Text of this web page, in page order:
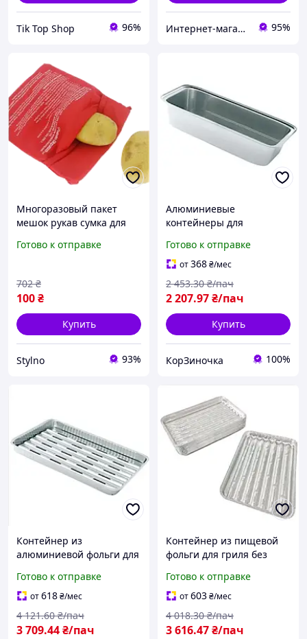
Tik Top Shop 96% Интернет-магазин "Dianora-Style" 95%
Многоразовый пакет
мешок рукав сумка для
микроволновой печи
кукурузы, батата
Готово к отправке
100₴
702 ₴
Купить
Stylno 93%
Алюминиевые
контейнеры для
(800мл)(100 шт.уп)
(225x87х50 мм)
контейнеры из фольги
для еды
Готово к отправке
от368₴/мес
2 207.97₴/пач
2 453.30 ₴/пач
Купить
КорЗиночка 100%
Контейнер из
алюминиевой фольги для
X20G (1550мл)(100 шт.уп)
(344x227х24 мм)
Готово к отправке
от618₴/мес
3 709.44₴/пач
4 121.60 ₴/пач
Контейнер из пищевой
фольги для гриля без
(100 шт.уп)(344x227х24
мм)
Готово к отправке
от603₴/мес
3 616.47₴/пач
4 018.30 ₴/пач